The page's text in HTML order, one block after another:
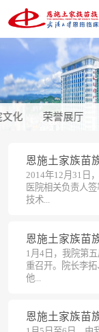
文化 荣誉展厅
恩施土家族苗
2014年12月31日
医院相关负责人
技术...
恩施土家族苗
1月4日，我院第
重召开。院长李
他...
恩施土家族苗